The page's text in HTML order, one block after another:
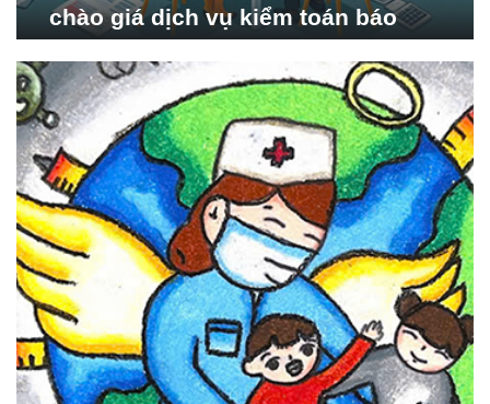
chào giá dịch vụ kiểm toán báo
Nghiên cứu Phát triển Xã
hội_ISDS)